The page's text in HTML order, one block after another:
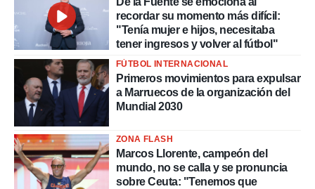
recordar su momento más difícil:
"Tenía mujer e hijos, necesitaba
tener ingresos y volver al fútbol"
FÚTBOL INTERNACIONAL
Primeros movimientos para expulsar
a Marruecos de la organización del
Mundial 2030
ZONA FLASH
Marcos Llorente, campeón del
mundo, no se calla y se pronuncia
sobre Ceuta: "Tenemos que